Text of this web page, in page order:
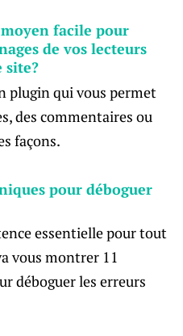
facile pour
de vos lecteurs
site?
plugin qui vous permet
des commentaires ou
façons.
pour déboguer
essentielle pour tout
vous montrer 11
déboguer les erreurs